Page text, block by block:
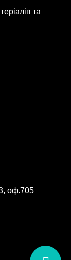
та
оф.705